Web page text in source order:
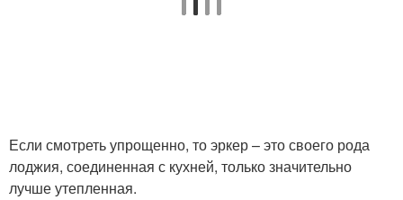
Если смотреть упрощенно, то эркер – это своего рода
лоджия, соединенная с кухней, только значительно
лучше утепленная.